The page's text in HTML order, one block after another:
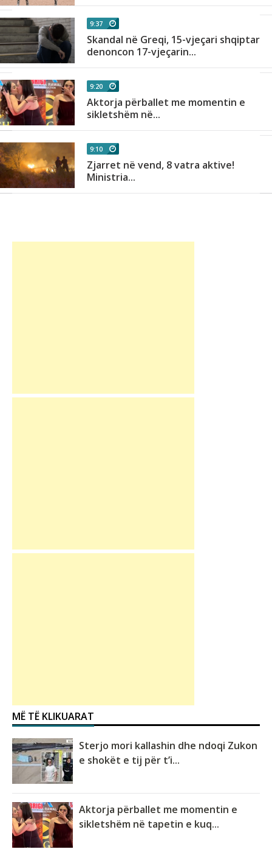
9:37
Skandal në Greqi, 15-vjeçari shqiptar
denoncon 17-vjeçarin...
9:20
Aktorja përballet me momentin e
sikletshëm në...
9:10
Zjarret në vend, 8 vatra aktive!
Ministria...
MË TË KLIKUARAT
Sterjo mori kallashin dhe ndoqi Zukon
e shokët e tij për t’i...
Aktorja përballet me momentin e
sikletshëm në tapetin e kuq...